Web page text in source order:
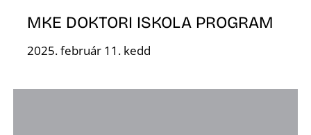
MKE DOKTORI ISKOLA PROGRAM
2025. február 11. kedd